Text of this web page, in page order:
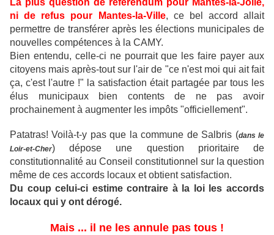
Là plus question de référendum pour Mantes-la-Jolie,
ni de refus pour Mantes-la-Ville, ce bel accord allait
permettre de transférer après les élections municipales de
nouvelles compétences à la CAMY.
Bien entendu, celle-ci ne pourrait que les faire payer aux
citoyens mais après-tout sur l'air de "ce n'est moi qui ait fait
ça, c'est l'autre !" la satisfaction était partagée par tous les
élus municipaux bien contents de ne pas avoir
prochainement à augmenter les impôts "officiellement".
Patatras! Voilà-t-y pas que la commune de Salbris (dans le
Loir-et-Cher) dépose une question prioritaire de
constitutionnalité au Conseil constitutionnel sur la question
même de ces accords locaux et obtient satisfaction.
Du coup celui-ci estime contraire à la loi les accords
locaux qui y ont dérogé.
Mais ... il ne les annule pas tous !